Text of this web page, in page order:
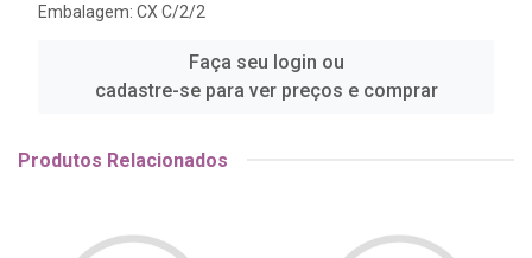
Embalagem: CX C/2/2
Faça seu login ou
cadastre-se para ver preços e comprar
Produtos Relacionados